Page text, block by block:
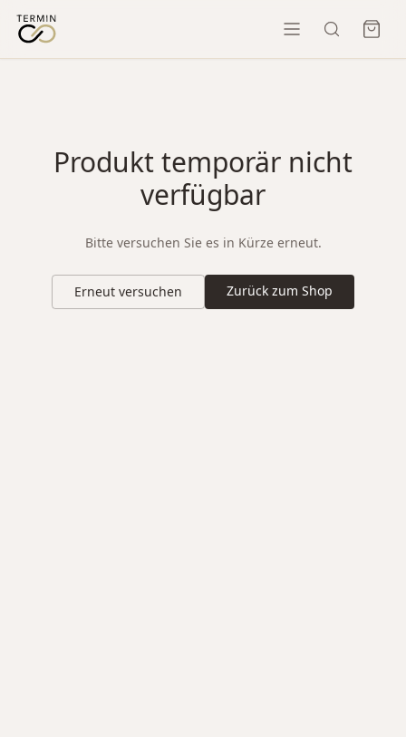
Produkt temporär nicht
verfügbar
Bitte versuchen Sie es in Kürze erneut.
Erneut versuchen Zurück zum Shop